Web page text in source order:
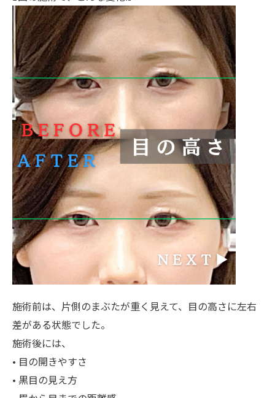
施術前は、片側のまぶたが重く見えて、目の高さに左右
差がある状態でした。
施術後には、
• 目の開きやすさ
• 黒目の見え方